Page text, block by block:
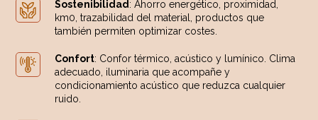
Sostenibilidad : Ahorro energético, proximidad,
km0, trazabilidad del material, productos que
también permiten optimizar costes.
Confort: Confor térmico, acústico y lumínico. Clima
adecuado, iluminaria que acompañe y
condicionamiento acústico que reduzca cualquier
ruido.